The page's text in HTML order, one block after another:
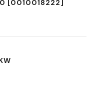
[0010018222]